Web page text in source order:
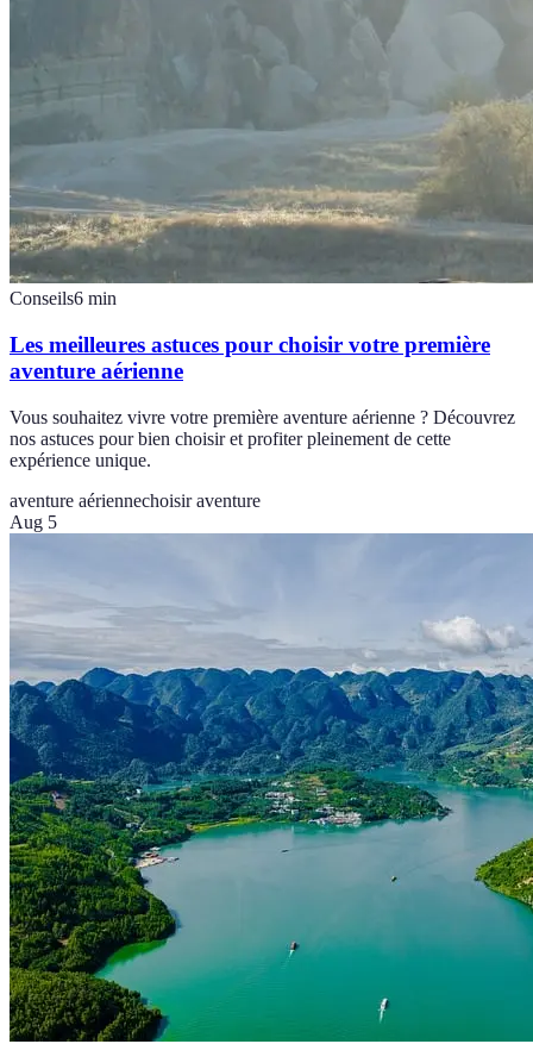
Conseils6 min
Les meilleures astuces pour choisir votre première
aventure aérienne
Vous souhaitez vivre votre première aventure aérienne ? Découvrez
nos astuces pour bien choisir et profiter pleinement de cette
expérience unique.
aventure aériennechoisir aventure
Aug 5